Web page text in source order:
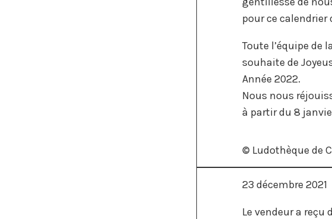
pour ce calendrier
Toute l’équipe de
souhaite de
Année 2022.
Nous nous
à partir du 8
© Ludothèque de
23 décembre 2021
Le vendeur a reçu